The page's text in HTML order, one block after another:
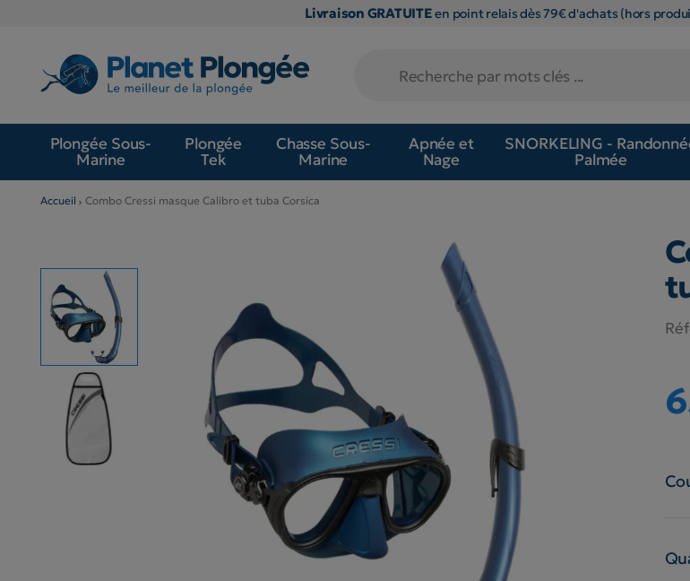
Livraison GRATUITEen point relais dès 79€ d'achats (hors
Plongée Sous-
Marine
Plongée
Tek
Chasse Sous-
Marine
Apnée et
Nage
SNORKELING -
Palmée
Accueil Combo Cressi masque Calibro et tuba Corsica